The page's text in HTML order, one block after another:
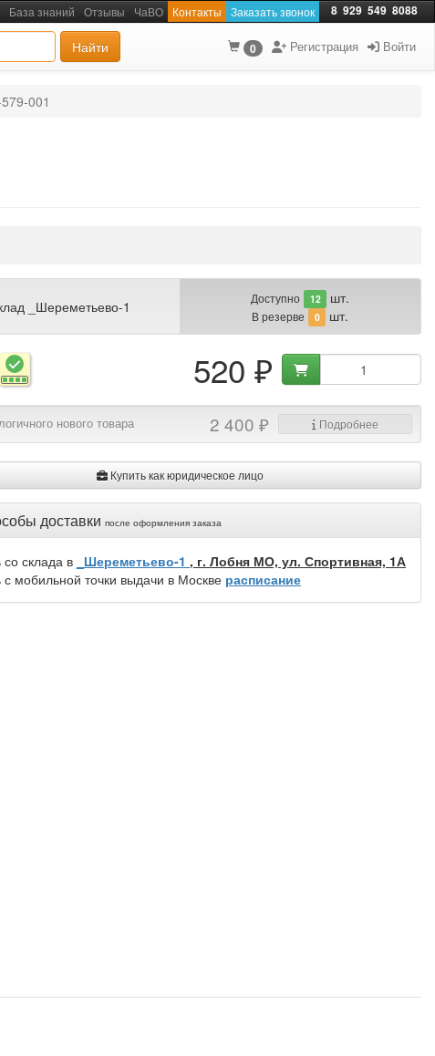
База знаний Отзывы ЧаВО Контакты Заказать звонок 8 929 549 8088
Найти 0 Регистрация Войти
001
_Шереметьево-1 Доступно 12 шт.
В резерве 0 шт.
520 ₽
нового товара 2 400 ₽ Подробнее
Купить как юридическое лицо
доставки после оформления заказа
со склада в _Шереметьево-1 , г. Лобня МО, ул. Спортивная, 1А
с мобильной точки выдачи в Москве расписание